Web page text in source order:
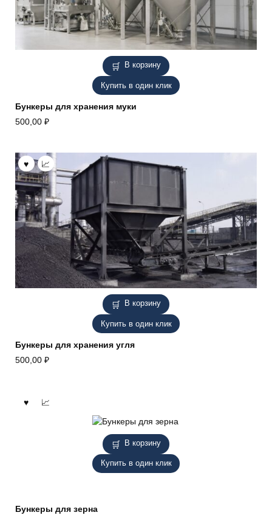
В корзину
Купить в один клик
Бункеры для хранения муки
500,00 ₽
В корзину
Купить в один клик
Бункеры для хранения угля
500,00 ₽
В корзину
Купить в один клик
Бункеры для зерна